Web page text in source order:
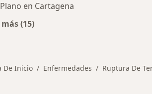
en Cartagena
(15)
De Inicio Enfermedades Ruptura De